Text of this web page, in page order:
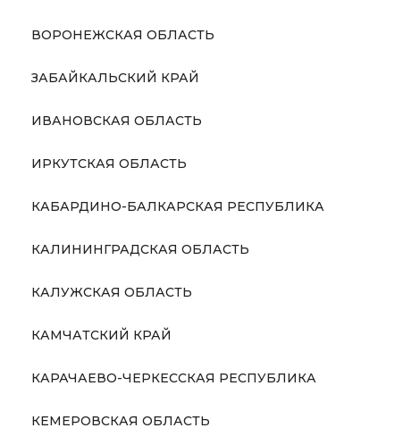
ВОРОНЕЖСКАЯ ОБЛАСТЬ
ЗАБАЙКАЛЬСКИЙ КРАЙ
ИВАНОВСКАЯ ОБЛАСТЬ
ИРКУТСКАЯ ОБЛАСТЬ
КАБАРДИНО-БАЛКАРСКАЯ РЕСПУБЛИКА
КАЛИНИНГРАДСКАЯ ОБЛАСТЬ
КАЛУЖСКАЯ ОБЛАСТЬ
КАМЧАТСКИЙ КРАЙ
КАРАЧАЕВО-ЧЕРКЕССКАЯ РЕСПУБЛИКА
КЕМЕРОВСКАЯ ОБЛАСТЬ